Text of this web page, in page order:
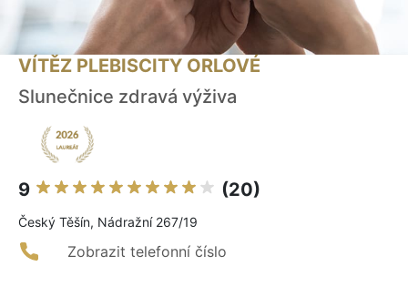
VÍTĚZ PLEBISCITY ORLOVÉ
Slunečnice zdravá výživa
9 (20)
Český Těšín, Nádražní 267/19
Zobrazit telefonní číslo